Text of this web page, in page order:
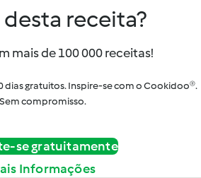
receita?
mais de 100 000 receitas!
dias gratuitos. Inspire-se com o Cookidoo®.
Sem compromisso.
se gratuitamente
Informações